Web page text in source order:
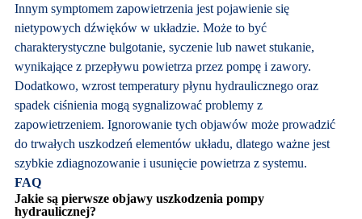
Innym symptomem zapowietrzenia jest pojawienie się
nietypowych dźwięków w układzie. Może to być
charakterystyczne bulgotanie, syczenie lub nawet stukanie,
wynikające z przepływu powietrza przez pompę i zawory.
Dodatkowo, wzrost temperatury płynu hydraulicznego oraz
spadek ciśnienia mogą sygnalizować problemy z
zapowietrzeniem. Ignorowanie tych objawów może prowadzić
do trwałych uszkodzeń elementów układu, dlatego ważne jest
szybkie zdiagnozowanie i usunięcie powietrza z systemu.
FAQ
Jakie są pierwsze objawy uszkodzenia pompy
hydraulicznej?